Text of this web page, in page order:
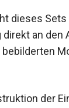
dieses
direkt an
der